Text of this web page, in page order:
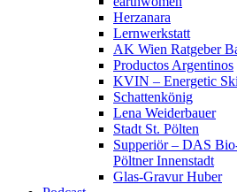
Herzanara
Lernwerkstatt
AK Wien Ratgeber
Productos Argentinos
KVIN – Energetic
Schattenkönig
Lena Weiderbauer
Stadt St. Pölten
Supperiör – DAS
Pöltner Innenstadt
Glas-Gravur Huber